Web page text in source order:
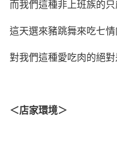
而我們這種非上班族的只
這天選來豬跳舞來吃七情
對我們這種愛吃肉的絕
＜店家環境＞